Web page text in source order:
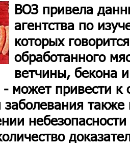
ВОЗ привела
агентства по
которых
обработанного
ветчины, бекона
- может привести
заболевания